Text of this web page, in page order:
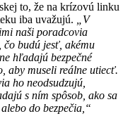
to, že na krízovú linku
iba uvažujú.
„V
naši poradcovia
budú jesť, akému
hľadajú bezpečné
aby museli reálne utiecť.
ho neodsudzujú,
s ním spôsob, ako sa
do bezpečia,“